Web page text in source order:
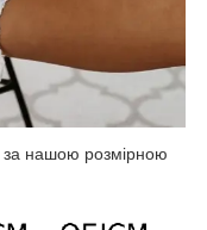
за нашою розмірною